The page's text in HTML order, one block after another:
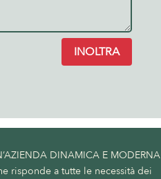
INOLTRA
DINAMICA E MODERNA
risponde a tutte le necessità dei